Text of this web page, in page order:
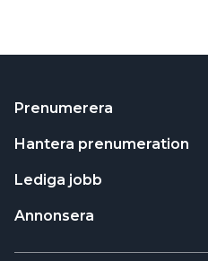
Prenumerera
Hantera prenumeration
Lediga jobb
Annonsera